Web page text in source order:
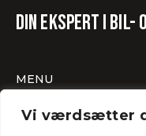
Vi værdsætter
Din ekspert i
MENU